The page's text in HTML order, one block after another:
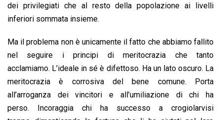
dei privilegiati che al resto della popolazione ai livelli
inferiori sommata insieme.
Ma il problema non è unicamente il fatto che abbiamo fallito
nel seguire i principi di meritocrazia che tanto
acclamiamo. L’ideale in sé è difettoso. Ha un lato oscuro. La
meritocrazia è corrosiva del bene comune. Porta
all’arroganza dei vincitori e all’umiliazione di chi ha
perso. Incoraggia chi ha successo a crogiolarvisi